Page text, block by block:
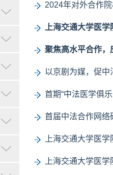
2024年对外合作
上海交通大学医
聚焦高水平合作，
以京剧为媒，促
首期“中法医学俱
首届中法合作网络
上海交通大学医
上海交通大学医